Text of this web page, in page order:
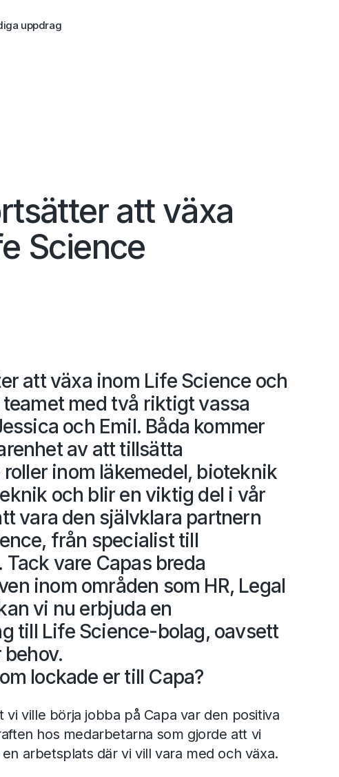
uppdrag
att växa
Science
att växa inom Life Science och
med två riktigt vassa
och Emil. Båda kommer
av att tillsätta
inom läkemedel, bioteknik
och blir en viktig del i vår
vara den självklara partnern
från specialist till
vare Capas breda
inom områden som HR, Legal
vi nu erbjuda en
till Life Science-bolag, oavsett
lockade er till Capa?
vi ville börja jobba på Capa var den positiva
hos medarbetarna som gjorde att vi
arbetsplats där vi vill vara med och växa.